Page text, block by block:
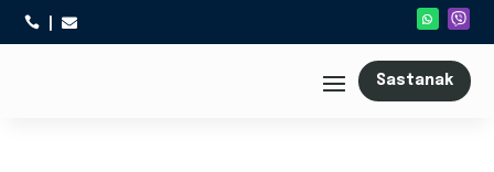
 
Sastanak